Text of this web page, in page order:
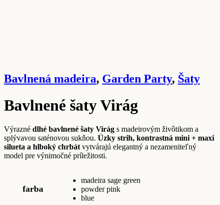
Bavlnená madeira, Garden Party, Šaty
Bavlnené šaty Virág
Výrazné dlhé bavlnené šaty Virág s madeirovým živôtikom a
splývavou saténovou sukňou. Úzky strih, kontrastná mini + maxi
silueta a hlboký chrbát vytvárajú elegantný a nezameniteľný
model pre výnimočné príležitosti.
farba
madeira sage green
powder pink
blue